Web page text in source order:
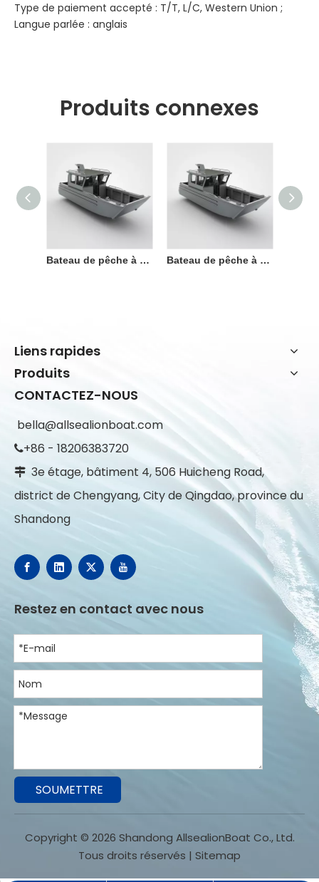
Type de paiement accepté : T/T, L/C, Western Union ;
Langue parlée : anglais
Produits connexes
Bateau de pêche à cabine à grande vitesse en aluminium de 7,5 m à vendre Bateau de pêche à cabine à grande vitesse en aluminium de 7,5 m à vendre
Liens rapides
Produits
CONTACTEZ-NOUS
bella@allsealionboat.com
+86 - 18206383720
 3e étage, bâtiment 4, 506 Huicheng Road,
district de Chengyang, City de Qingdao, province du
Shandong
Restez en contact avec nous
SOUMETTRE
Copyright © 2026 Shandong AllsealionBoat Co., Ltd.
Tous droits réservés | Sitemap